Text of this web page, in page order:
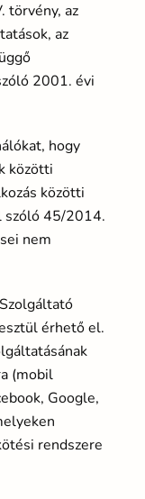
törvény, az
az
2001. évi
hogy
közötti
közötti
szóló 45/2014.
nem
érhető el.
(mobil
Google,
rendszere